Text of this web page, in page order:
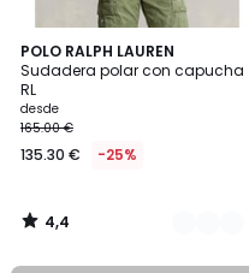
POLO RALPH LAUREN
Sudadera polar con capucha
RL
desde
165.00 €
135.30 € -25%
4,4
/ 5
5
Colores
4,4
/